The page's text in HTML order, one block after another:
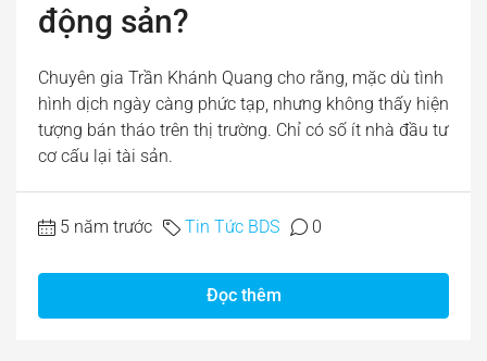
động sản?
Chuyên gia Trần Khánh Quang cho rằng, mặc dù tình
hình dịch ngày càng phức tạp, nhưng không thấy hiện
tượng bán tháo trên thị trường. Chỉ có số ít nhà đầu tư
cơ cấu lại tài sản.
5 năm trước Tin Tức BDS 0
Đọc thêm